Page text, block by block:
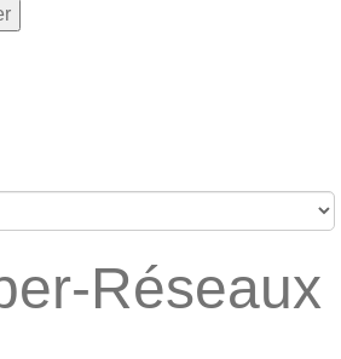
Réseaux